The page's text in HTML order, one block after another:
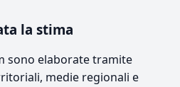
la stima
sono elaborate tramite
medie regionali e